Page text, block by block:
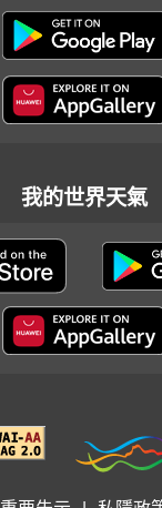
我的世界天氣